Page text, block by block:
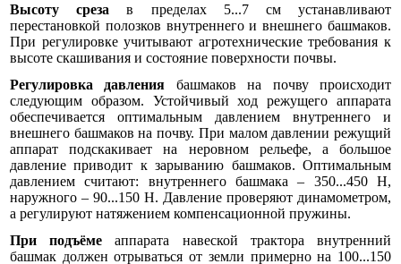
Высоту среза в пределах 5...7 см устанавливают
перестановкой полозков внутреннего и внешнего башмаков.
При регулировке учитывают агротехнические требования к
высоте скашивания и состояние поверхности почвы.
Регулировка давления башмаков на почву происходит
следующим образом. Устойчивый ход режущего аппарата
обеспечивается оптимальным давлением внутреннего и
внешнего башмаков на почву. При малом давлении режущий
аппарат подскакивает на неровном рельефе, а большое
давление приводит к зарыванию башмаков. Оптимальным
давлением считают: внутреннего башмака – 350...450 Н,
наружного – 90...150 Н. Давление проверяют динамометром,
а регулируют натяжением компенсационной пружины.
При подъёме аппарата навеской трактора внутренний
башмак должен отрываться от земли примерно на 100...150